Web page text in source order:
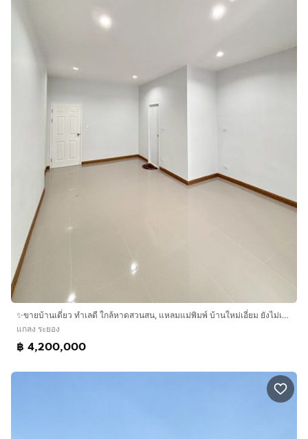
✨ขายบ้านเดี่ยว ทำเลดี ใกล้หาดสวนสน, แหลมแม่พิมพ์ บ้านใหม่เอี่ยม ยังไม่เคยเข้าอยู่ ✨
แกลง ระยอง
฿ 4,200,000